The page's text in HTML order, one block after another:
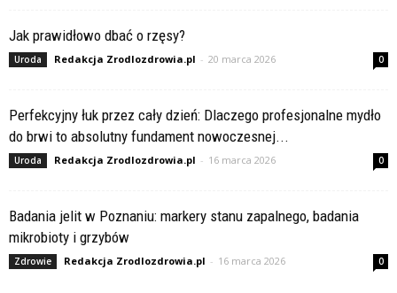
Jak prawidłowo dbać o rzęsy?
Uroda Redakcja Zrodlozdrowia.pl - 20 marca 2026 0
Perfekcyjny łuk przez cały dzień: Dlaczego profesjonalne mydło
do brwi to absolutny fundament nowoczesnej...
Uroda Redakcja Zrodlozdrowia.pl - 16 marca 2026 0
Badania jelit w Poznaniu: markery stanu zapalnego, badania
mikrobioty i grzybów
Zdrowie Redakcja Zrodlozdrowia.pl - 16 marca 2026 0